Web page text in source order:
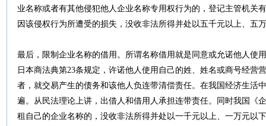
业名称或者有其他侵犯他人企业名称专用权行为的，登记主管机关
因该侵权行为所遭受的损失，没收非法所得并处以五千元以上、五
最后，限制企业名称的借用。所谓名称借用就是同意或允诺他人使
日本商法典第23条规定，许诺他人使用自己的姓、姓名或商号经营
者，就交易产生的债务和该他人负连带清偿责任。在我国经济生活
遍。从民法理论上讲，出借人和借用人承担连带责任。同时我国《
租自己的企业名称的，没收非法所得并处以一千元以上、一万元以